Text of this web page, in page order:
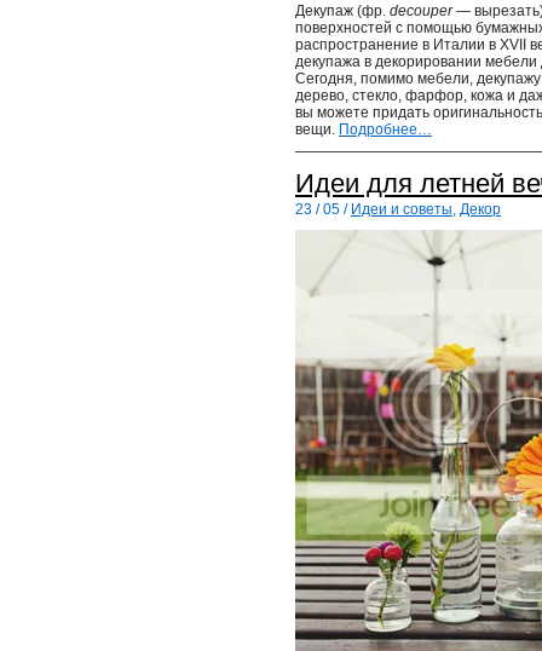
Декупаж (фр. decouper—
поверхностей с помощью
распространение в Италии в XVII
декупажа в декорировании
Сегодня, помимо мебели,
дерево, стекло, фарфор, кожа и
вы можете придать
вещи. Подробнее…
Идеи для летней
23 / 05 / Идеи и советы, Декор